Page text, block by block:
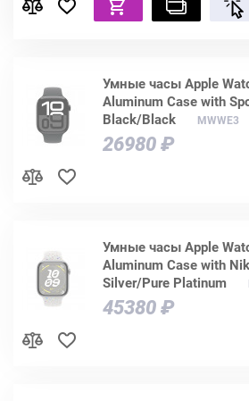
Умные часы Apple
Aluminum Case with
Black/Black
MWWE3
26980 ₽
Умные часы Apple
Aluminum Case with
Silver/Pure Platinum
45380 ₽